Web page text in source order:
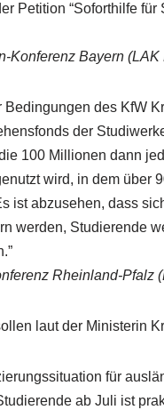
Petition “Soforthilfe
Konferenz Bayern (LAK
Bedingungen des KfW
der
100 Millionen dann
wird, in dem über
ist abzusehen, dass
werden, Studierende
Rheinland-Pfalz
laut der Ministerin
für
ab Juli ist